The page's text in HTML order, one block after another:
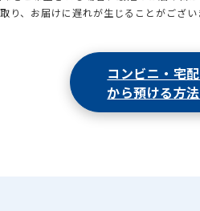
り、お届けに遅れが生じることがござい
コンビニ・宅
から預ける方